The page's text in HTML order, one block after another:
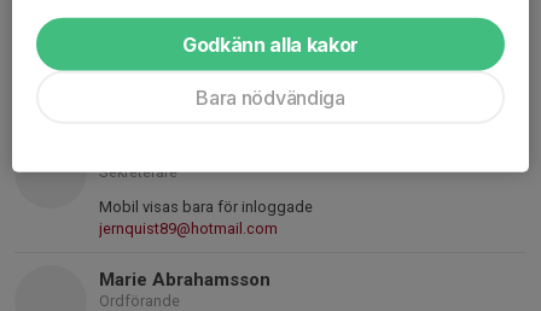
Mattias Nordlund
Nyckelansvarig
nycklar@iknordia.se
Sekreterare
Mobil visas bara för inloggade
jernquist89@hotmail.com
Marie Abrahamsson
Ordförande
Godkänn alla kakor
Bara nödvändiga